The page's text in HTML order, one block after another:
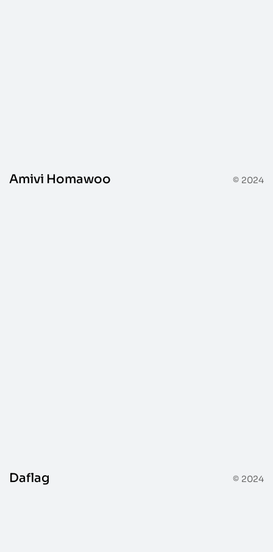
Amivi Homawoo © 2024
Daflag © 2024